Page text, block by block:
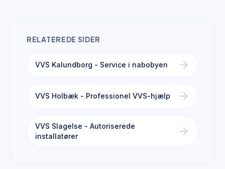
RELATEREDE SIDER
VVS Kalundborg - Service i nabobyen arrow_forward
VVS Holbæk - Professionel VVS-hjælp arrow_forward
VVS Slagelse - Autoriserede
installatører
arrow_forward